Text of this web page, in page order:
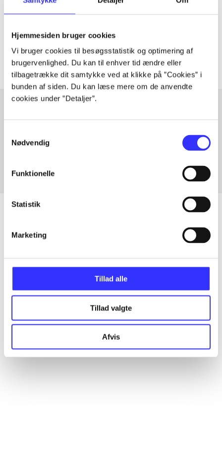
Hjemmesiden bruger cookies
Vi bruger cookies til besøgsstatistik og optimering af
brugervenlighed. Du kan til enhver tid ændre eller
tilbagetrække dit samtykke ved at klikke på ”Cookies” i
bunden af siden. Du kan læse mere om de anvendte
cookies under ”Detaljer”.
Nødvendig
Funktionelle
Statistik
Marketing
Tillad alle
Tillad valgte
Afvis
lorem ipsum dolor sit amet ...
Artiklerne i handler ofte om
Fra
Artikler
...